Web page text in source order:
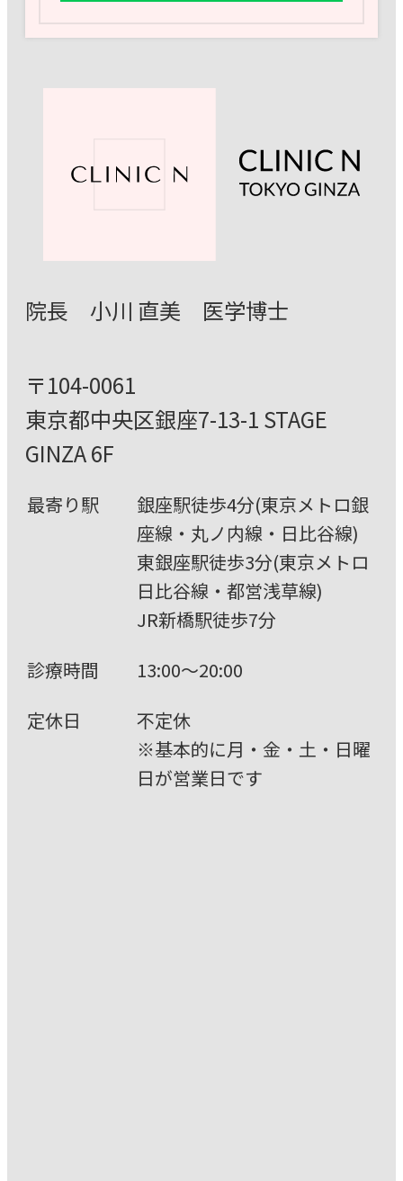
院⻑ ⼩川 直美 医学博⼠
〒104-0061
東京都中央区銀座7-13-1 STAGE
GINZA 6F
最寄り駅
銀座駅徒歩4分(東京メトロ銀
座線・丸ノ内線・⽇⽐⾕線)
東銀座駅徒歩3分(東京メトロ
⽇⽐⾕線・都営浅草線)
JR新橋駅徒歩7分
診療時間
13:00〜20:00
定休⽇
不定休
※基本的に⽉・⾦・⼟・⽇曜
⽇が営業⽇です